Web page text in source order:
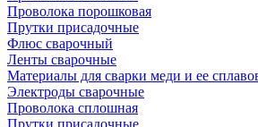
Проволока порошковая
Прутки присадочные
Флюс сварочный
Ленты сварочные
Материалы для сварки меди и ее
Электроды сварочные
Проволока сплошная
Прутки присадочные